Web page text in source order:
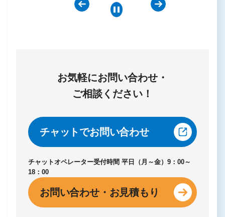
健康保険証、パスポート、学生証（写真付）、
金手帳、各種福祉手帳、後期高齢者医療被保険
お気軽にお問い合わせ・
ご相談ください！
チャットでお問い合わせ
チャットオペレーター受付時間 平日（月～金）9：00～
18：00
お問い合わせ・お見積もり